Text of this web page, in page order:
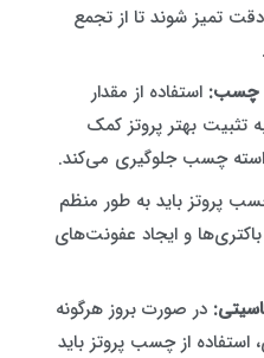
دقت تمیز شوند تا از تجمع
چسب: استفاده از مقدار
تثبیت بهتر پروتز کمک
چسب جلوگیری می‌کند.
پروتز باید به طور منظم
و ایجاد عفونت‌های
در صورت بروز هرگونه
استفاده از چسب پروتز باید